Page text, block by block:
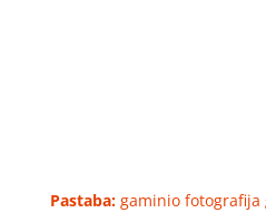
Pastaba:gaminio